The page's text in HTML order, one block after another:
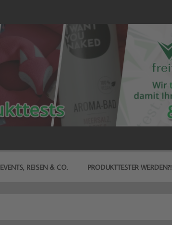
EVENTS, REISEN & CO. PRODUKTTESTER WERDEN?!